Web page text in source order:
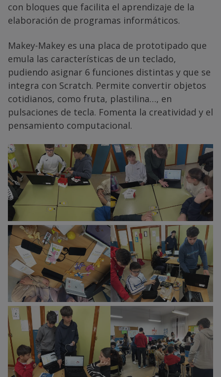
con bloques que facilita el aprendizaje de la
elaboración de programas informáticos.
Makey-Makey es una placa de prototipado que
emula las características de un teclado,
pudiendo asignar 6 funciones distintas y que se
integra con Scratch. Permite convertir objetos
cotidianos, como fruta, plastilina…, en
pulsaciones de tecla. Fomenta la creatividad y el
pensamiento computacional.